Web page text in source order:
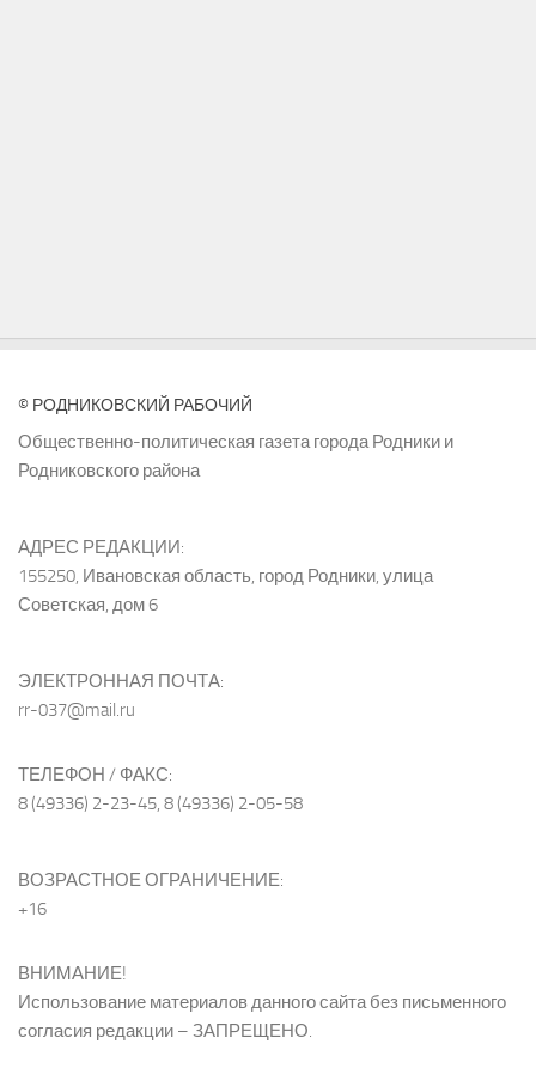
© РОДНИКОВСКИЙ РАБОЧИЙ
Общественно-политическая газета города Родники и
Родниковского района
АДРЕС РЕДАКЦИИ:
155250, Ивановская область, город Родники, улица
Советская, дом 6
ЭЛЕКТРОННАЯ ПОЧТА:
rr-037@mail.ru
ТЕЛЕФОН / ФАКС:
8 (49336) 2-23-45, 8 (49336) 2-05-58
ВОЗРАСТНОЕ ОГРАНИЧЕНИЕ:
+16
ВНИМАНИЕ!
Использование материалов данного сайта без письменного
согласия редакции – ЗАПРЕЩЕНО.